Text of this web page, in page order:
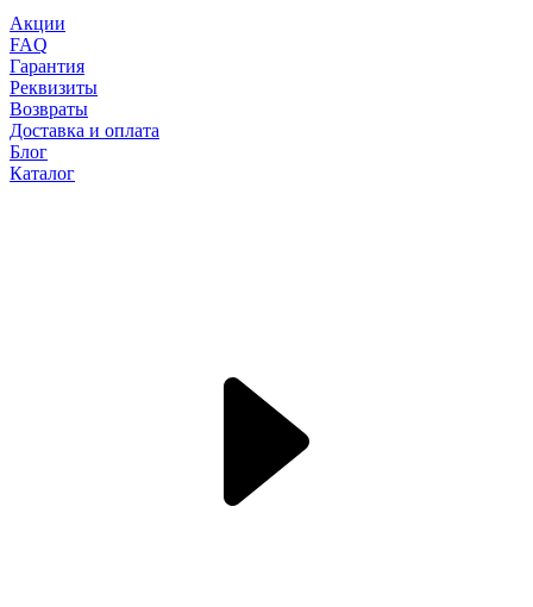
Акции
FAQ
Гарантия
Реквизиты
Возвраты
Доставка и оплата
Блог
Каталог